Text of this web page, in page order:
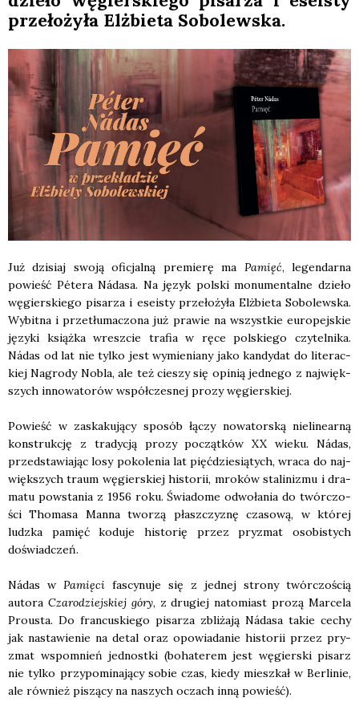
prze­ło­ży­ła Elż­bie­ta Sobo­lew­ska.
Już dzi­siaj swo­ją ofi­cjal­ną pre­mie­rę ma Pamięć, legen­dar­na
powieść Péte­ra Náda­sa. Na język pol­ski monu­men­tal­ne dzie­ło
węgier­skie­go pisa­rza i ese­isty prze­ło­ży­ła Elż­bie­ta Sobo­lew­ska.
Wybit­na i prze­tłu­ma­czo­na już pra­wie na wszyst­kie euro­pej­skie
języ­ki książ­ka wresz­cie tra­fia w ręce pol­skie­go czy­tel­ni­ka.
Nádas od lat nie tyl­ko jest wymie­nia­ny jako kan­dy­dat do lite­rac­
kiej Nagro­dy Nobla, ale też cie­szy się opi­nią jed­ne­go z naj­więk­
szych inno­wa­to­rów współ­cze­snej pro­zy węgier­skiej.
Powieść w zaska­ku­ją­cy spo­sób łączy nowa­tor­ską nie­li­ne­ar­ną
kon­struk­cję z tra­dy­cją pro­zy począt­ków XX wie­ku. Nádas,
przed­sta­wia­jąc losy poko­le­nia lat pięć­dzie­sią­tych, wra­ca do naj­
więk­szych traum węgier­skiej histo­rii, mro­ków sta­li­ni­zmu i dra­
ma­tu powsta­nia z 1956 roku. Świa­do­me odwo­ła­nia do twór­czo­
ści Tho­ma­sa Man­na two­rzą płasz­czy­znę cza­so­wą, w któ­rej
ludz­ka pamięć kodu­je histo­rię przez pry­zmat oso­bi­stych
doświad­czeń.
Nádas w Pamię­ci fascy­nu­je się z jed­nej stro­ny twór­czo­ścią
auto­ra Cza­ro­dziej­skiej góry, z dru­giej nato­miast pro­zą Mar­ce­la
Pro­usta. Do fran­cu­skie­go pisa­rza zbli­ża­ją Náda­sa takie cechy
jak nasta­wie­nie na detal oraz opo­wia­da­nie histo­rii przez pry­
zmat wspo­mnień jed­nost­ki (boha­te­rem jest węgier­ski pisarz
nie tyl­ko przy­po­mi­na­ją­cy sobie czas, kie­dy miesz­kał w Ber­li­nie,
ale rów­nież piszą­cy na naszych oczach inną powieść).